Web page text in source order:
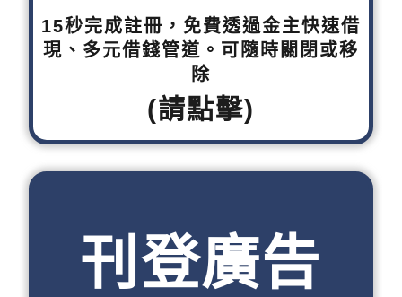
15秒完成註冊，免費透過金主快速借
現、多元借錢管道。可隨時關閉或移
除
(請點擊)
刊登廣告